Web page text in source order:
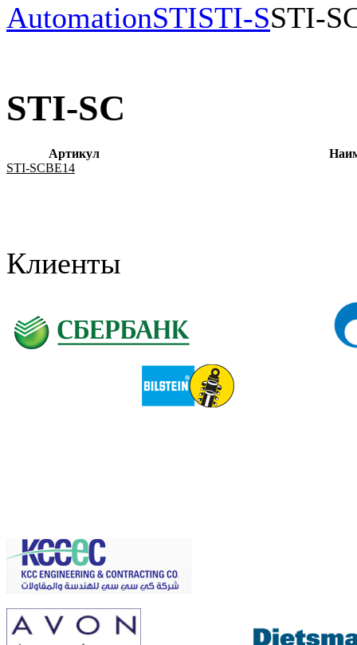
AutomationSTISTI-SSTI-
STI-SC
Артикул
STI-SCBE14
Клиенты